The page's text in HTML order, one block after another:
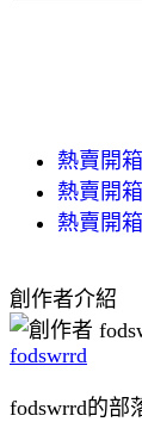
熱賣開
熱賣開
熱賣開
創作者介紹
fodswrrd
fodswrrd的部